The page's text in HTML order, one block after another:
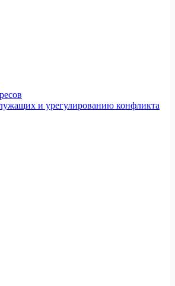
и урегулированию конфликта